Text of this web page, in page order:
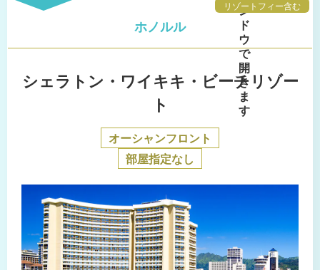
リゾートフィー含む
ホノルル
シェラトン・ワイキキ・ビーチリゾー
ト
オーシャンフロント
部屋指定なし